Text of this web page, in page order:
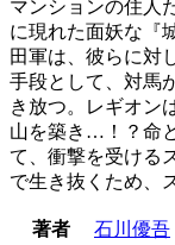
マンションの住人
に現れた面妖な『
田軍は、彼らに対
手段として、対馬
き放つ。レギオン
山を築き…！？命
て、衝撃を受ける
で生き抜くため、
著者
石川優吾